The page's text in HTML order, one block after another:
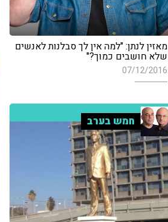
מאזין לנתן: "למה אין לך סבלנות לאנשים
שלא חושבים כמוך?"
07/12/2016
חמש בערב